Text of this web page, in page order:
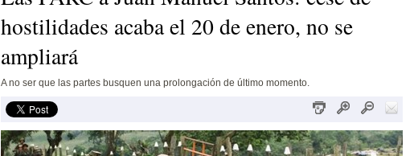
hostilidades acaba el 20 de enero, no se
ampliará
A no ser que las partes busquen una prolongación de último momento.